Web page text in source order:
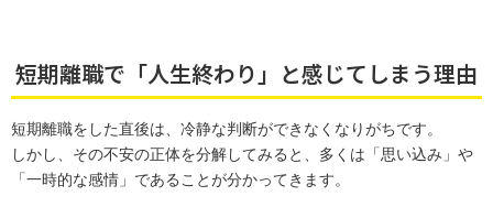
短期離職で「人生終わり」と感じてしまう理由
短期離職をした直後は、冷静な判断ができなくなりがちです。
しかし、その不安の正体を分解してみると、多くは「思い込み」や
「一時的な感情」であることが分かってきます。